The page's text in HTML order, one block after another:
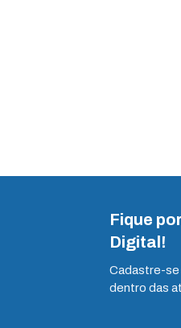
Fique
Digital!
Cadastre-se
dentro das